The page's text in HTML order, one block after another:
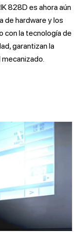
828D es ahora aún
de hardware y los
con la tecnología de
garantizan la